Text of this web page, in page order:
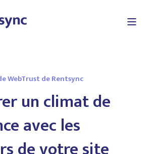
WebTrust de Rentsync
un climat de
avec les